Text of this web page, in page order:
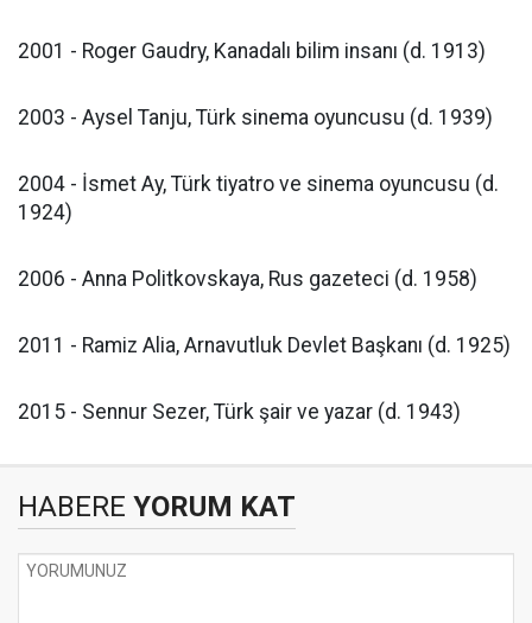
2001 - Roger Gaudry, Kanadalı bilim insanı (d. 1913)
2003 - Aysel Tanju, Türk sinema oyuncusu (d. 1939)
2004 - İsmet Ay, Türk tiyatro ve sinema oyuncusu (d.
1924)
2006 - Anna Politkovskaya, Rus gazeteci (d. 1958)
2011 - Ramiz Alia, Arnavutluk Devlet Başkanı (d. 1925)
2015 - Sennur Sezer, Türk şair ve yazar (d. 1943)
HABERE YORUM KAT